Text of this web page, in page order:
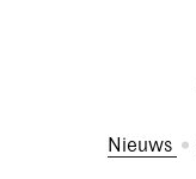
Nieuws